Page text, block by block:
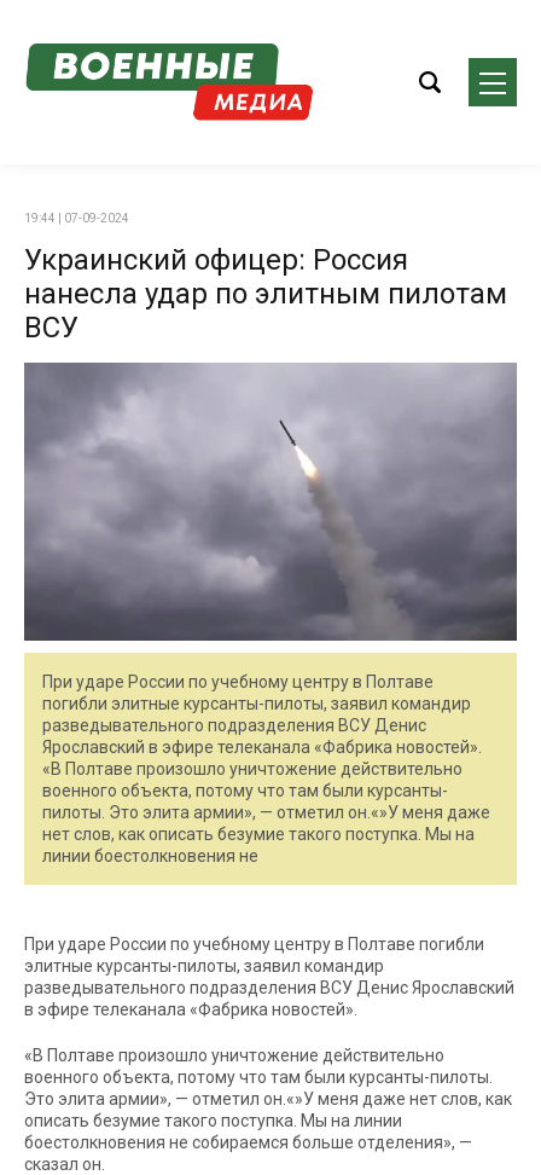
19:44 | 07-09-2024
Украинский офицер: Россия
нанесла удар по элитным пилотам
ВСУ
При ударе России по учебному центру в Полтаве
погибли элитные курсанты-пилоты, заявил командир
разведывательного подразделения ВСУ Денис
Ярославский в эфире телеканала «Фабрика новостей».
«В Полтаве произошло уничтожение действительно
военного объекта, потому что там были курсанты-
пилоты. Это элита армии», — отметил он.«»У меня даже
нет слов, как описать безумие такого поступка. Мы на
линии боестолкновения не
При ударе России по учебному центру в Полтаве погибли
элитные курсанты-пилоты, заявил командир
разведывательного подразделения ВСУ Денис Ярославский
в эфире телеканала «Фабрика новостей».
«В Полтаве произошло уничтожение действительно
военного объекта, потому что там были курсанты-пилоты.
Это элита армии», — отметил он.«»У меня даже нет слов, как
описать безумие такого поступка. Мы на линии
боестолкновения не собираемся больше отделения», —
сказал он.